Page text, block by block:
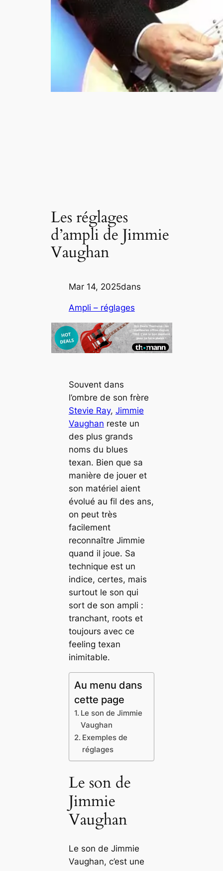
Les réglages
d’ampli de Jimmie
Vaughan
Mar 14, 2025dans
Ampli – réglages
Souvent dans
l’ombre de son frère
Stevie Ray, Jimmie
Vaughan reste un
des plus grands
noms du blues
texan. Bien que sa
manière de jouer et
son matériel aient
évolué au fil des ans,
on peut très
facilement
reconnaître Jimmie
quand il joue. Sa
technique est un
indice, certes, mais
surtout le son qui
sort de son ampli :
tranchant, roots et
toujours avec ce
feeling texan
inimitable.
Au menu dans
cette page
Le son de Jimmie
Vaughan
Exemples de
réglages
Le son de
Jimmie
Vaughan
Le son de Jimmie
Vaughan, c’est une